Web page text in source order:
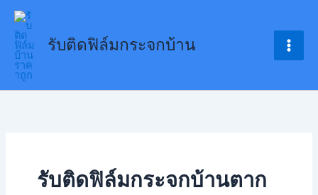
Skip
content
รับติดฟิล์มกระจกบ้าน
รับติดฟิล์มกระจกบ้านตาก